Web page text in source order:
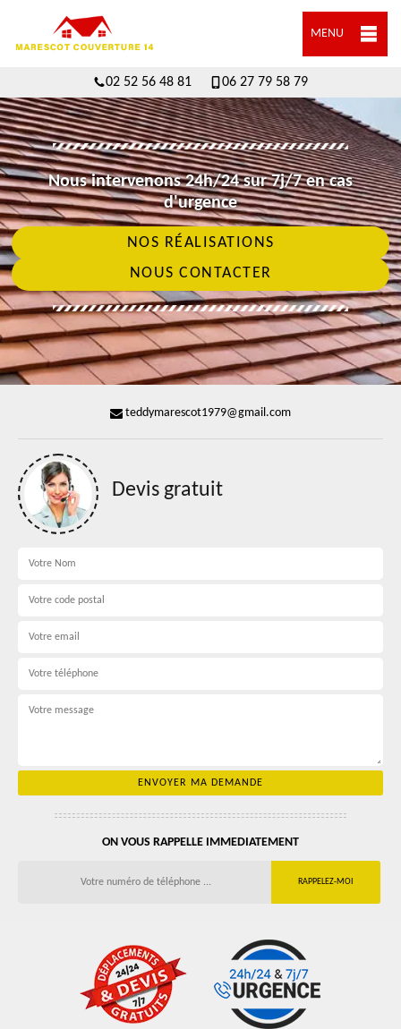
MENU
02 52 56 48 81 06 27 79 58 79
Nous intervenons 24h/24 sur 7j/7 en cas
d'urgence
NOS RÉALISATIONS
NOUS CONTACTER
teddymarescot1979@gmail.com
Devis gratuit
ON VOUS RAPPELLE IMMEDIATEMENT